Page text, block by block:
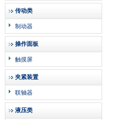
传动类
制动器
操作面板
触摸屏
夹紧装置
联轴器
液压类